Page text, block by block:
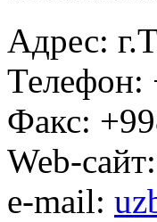
Адрес:
Телефон:
Факс:
Web-сайт:
e-mail: